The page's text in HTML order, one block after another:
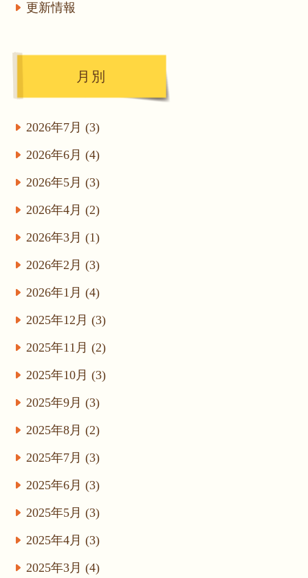
更新情報
月別
2026年7月 (3)
2026年6月 (4)
2026年5月 (3)
2026年4月 (2)
2026年3月 (1)
2026年2月 (3)
2026年1月 (4)
2025年12月 (3)
2025年11月 (2)
2025年10月 (3)
2025年9月 (3)
2025年8月 (2)
2025年7月 (3)
2025年6月 (3)
2025年5月 (3)
2025年4月 (3)
2025年3月 (4)